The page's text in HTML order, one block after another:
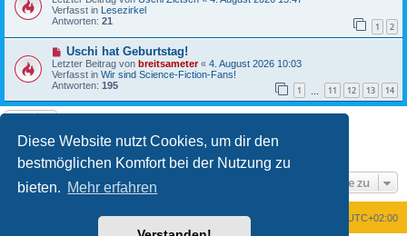
Diese Website nutzt Cookies, um dir den
bestmöglichen Komfort bei der Nutzung zu
bieten. Mehr erfahren
t
r
g
u
e
r
B
e
i
t
r
g
Verfasst in Lesezirkel
Antworten: 21 1 2
N
e
u
e
r
B
e
t
r
a
g
Uschi hat Geburtstag!
Letzter Beitrag von breitsameter« 4. August 2026 10:03
Verfasst in Wir sind Science-Fiction-Fans!
Antworten: 195 1 11 12 13 14
Die Suche ergab 26 Treffer 1 2
Gehe zu
Foren-Übersicht UTC+02:00